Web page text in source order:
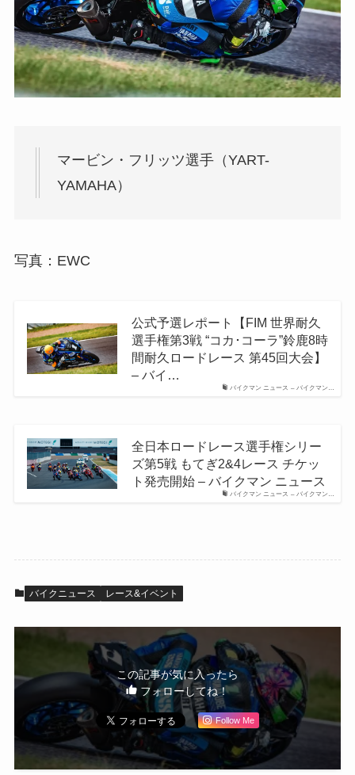
マービン・フリッツ選手（YART-
YAMAHA）
写真：EWC
バイクマン ニュース – バイクマン…
公式予選レポート【FIM 世界耐久
選手権第3戦 “コカ･コーラ”鈴鹿8時
間耐久ロードレース 第45回大会】
– バイ…
バイクマン ニュース – バイクマン…
全日本ロードレース選手権シリー
ズ第5戦 もてぎ2&4レース チケッ
ト発売開始 – バイクマン ニュース
バイクニュース レース&イベント
この記事が気に入ったら
フォローしてね！
Follow Me